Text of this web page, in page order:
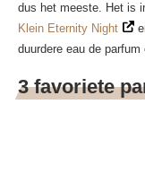
dus het meeste. Het is
Klein Eternity Night
duurdere eau de
3 favoriete